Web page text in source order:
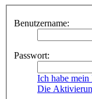
Benutzername:
Passwort:
Ich habe mein
Die